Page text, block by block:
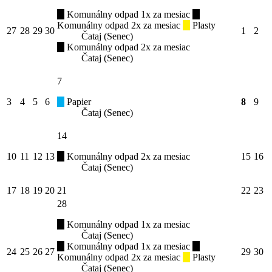
27 28 29 30
Komunálny odpad 1x za mesiac
Komunálny odpad 2x za mesiac
Plasty
Čataj (Senec)
Komunálny odpad 2x za mesiac
Čataj (Senec)
1 2
3 4 5 6
7
Papier
Čataj (Senec)
8 9
10 11 12 13
14
Komunálny odpad 2x za mesiac
Čataj (Senec)
15 16
17 18 19 20 21 22 23
24 25 26 27
28
Komunálny odpad 1x za mesiac
Čataj (Senec)
Komunálny odpad 1x za mesiac
Komunálny odpad 2x za mesiac
Plasty
Čataj (Senec)
29 30